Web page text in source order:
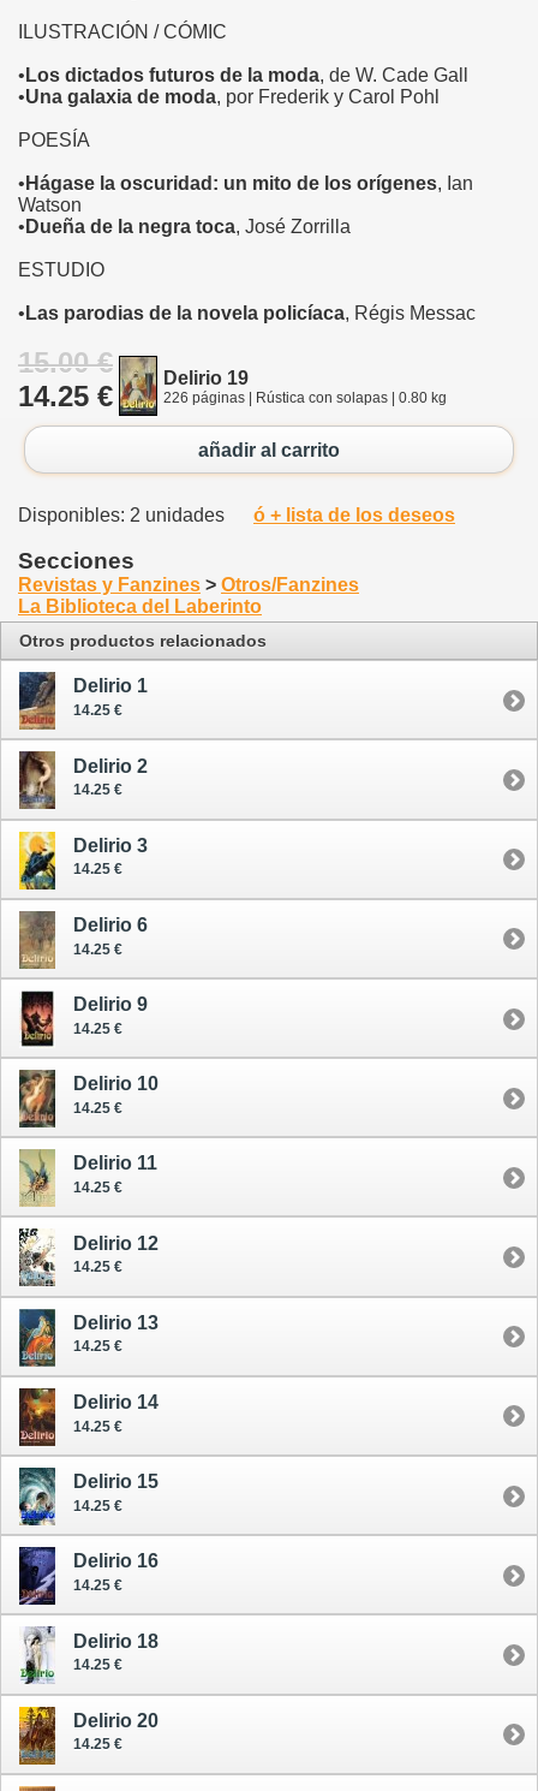
ILUSTRACIÓN / CÓMIC
• Los dictados futuros de la moda, de W. Cade Gall
•Una galaxia de moda, por Frederik y Carol Pohl
POESÍA
• Hágase la oscuridad: un mito de los orígenes, Ian
Watson
• Dueña de la negra toca, José Zorrilla
ESTUDIO
• Las parodias de la novela policíaca, Régis Messac
15.00 €
14.25 €
Delirio 19
226 páginas | Rústica con solapas | 0.80 kg
añadir al carrito
Disponibles: 2 unidades ó + lista de los deseos
Secciones
Revistas y Fanzines > Otros/Fanzines
La Biblioteca del Laberinto
Otros productos relacionados
Delirio 1
14.25 €
Delirio 2
14.25 €
Delirio 3
14.25 €
Delirio 6
14.25 €
Delirio 9
14.25 €
Delirio 10
14.25 €
Delirio 11
14.25 €
Delirio 12
14.25 €
Delirio 13
14.25 €
Delirio 14
14.25 €
Delirio 15
14.25 €
Delirio 16
14.25 €
Delirio 18
14.25 €
Delirio 20
14.25 €